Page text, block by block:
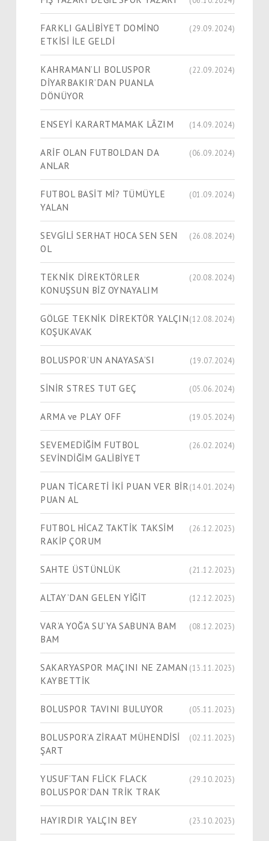
FARKLI GALİBİYET DOMİNO
ETKİSİ İLE GELDİ
(29.09.2024)
KAHRAMAN’LI BOLUSPOR
DİYARBAKIR’DAN PUANLA
DÖNÜYOR
(22.09.2024)
ENSEYİ KARARTMAMAK LÂZIM (14.09.2024)
ARİF OLAN FUTBOLDAN DA
ANLAR
(06.09.2024)
FUTBOL BASİT Mİ? TÜMÜYLE
YALAN
(01.09.2024)
SEVGİLİ SERHAT HOCA SEN SEN
OL
(26.08.2024)
TEKNİK DİREKTÖRLER
KONUŞSUN BİZ OYNAYALIM
(20.08.2024)
GÖLGE TEKNİK DİREKTÖR YALÇIN
KOŞUKAVAK
(12.08.2024)
BOLUSPOR’UN ANAYASA’SI (19.07.2024)
SİNİR STRES TUT GEÇ (05.06.2024)
ARMA ve PLAY OFF (19.05.2024)
SEVEMEDİĞİM FUTBOL
SEVİNDİĞİM GALİBİYET
(26.02.2024)
PUAN TİCARETİ İKİ PUAN VER BİR
PUAN AL
(14.01.2024)
FUTBOL HİCAZ TAKTİK TAKSİM
RAKİP ÇORUM
(26.12.2023)
SAHTE ÜSTÜNLÜK (21.12.2023)
ALTAY’DAN GELEN YİĞİT (12.12.2023)
VAR’A YOĞ’A SU’YA SABUN’A BAM
BAM
(08.12.2023)
SAKARYASPOR MAÇINI NE ZAMAN
KAYBETTİK
(13.11.2023)
BOLUSPOR TAVINI BULUYOR (05.11.2023)
BOLUSPOR’A ZİRAAT MÜHENDİSİ
ŞART
(02.11.2023)
YUSUF’TAN FLİCK FLACK
BOLUSPOR’DAN TRİK TRAK
(29.10.2023)
HAYIRDIR YALÇIN BEY (23.10.2023)